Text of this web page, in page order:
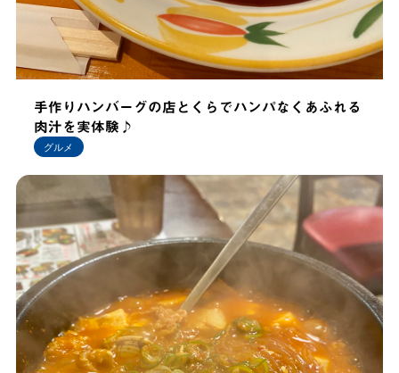
手作りハンバーグの店とくらでハンパなくあふれる
肉汁を実体験♪
グルメ